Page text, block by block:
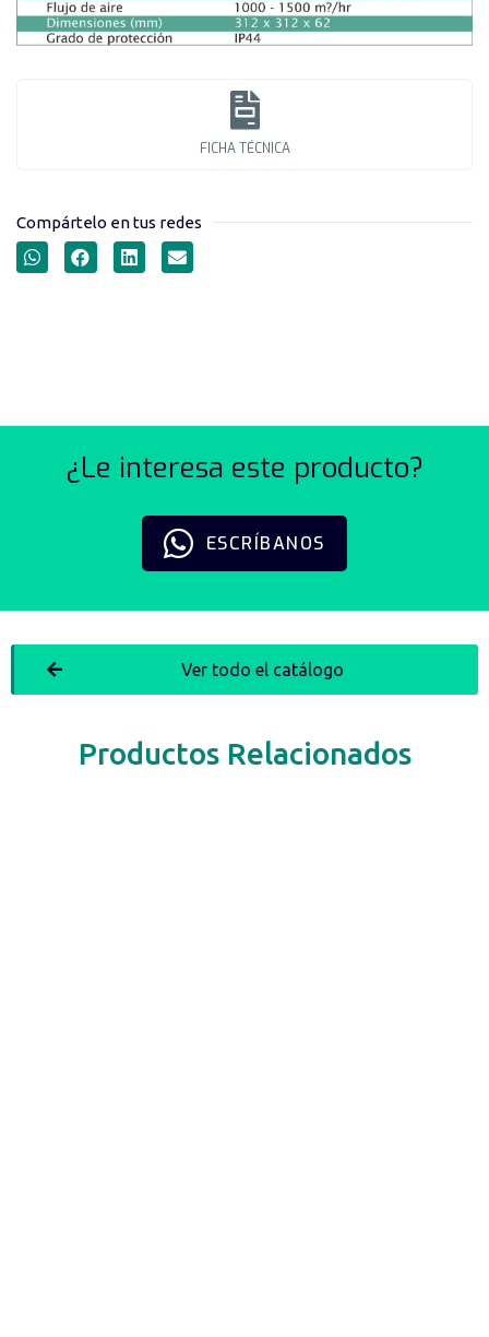
FICHA TÉCNICA
Compártelo en tus redes
¿Le interesa este producto?
ESCRÍBANOS
Productos Relacionados
Ver todo el catálogo